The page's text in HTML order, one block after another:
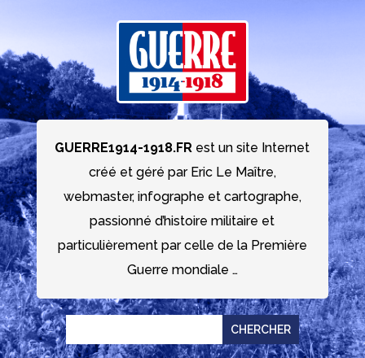
GUERRE1914-1918.FR est un site Internet
créé et géré par Eric Le Maître,
webmaster, infographe et cartographe,
passionné d’histoire militaire et
particulièrement par celle de la Première
Guerre mondiale …